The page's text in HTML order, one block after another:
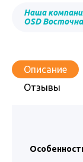
Наша
OSD
Описание
Отзывы